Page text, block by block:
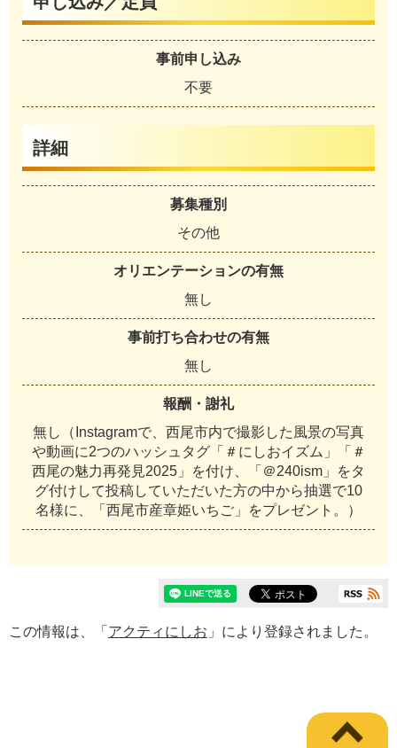
事前申し込み
不要
詳細
募集種別
その他
オリエンテーションの有無
無し
事前打ち合わせの有無
無し
報酬・謝礼
無し（Instagramで、西尾市内で撮影した風景の写真
や動画に2つのハッシュタグ「＃にしおイズム」「＃
西尾の魅力再発見2025」を付け、「＠240ism」をタ
グ付けして投稿していただいた方の中から抽選で10
名様に、「西尾市産章姫いちご」をプレゼント。）
この情報は、「 アクティにしお 」により登録されました。